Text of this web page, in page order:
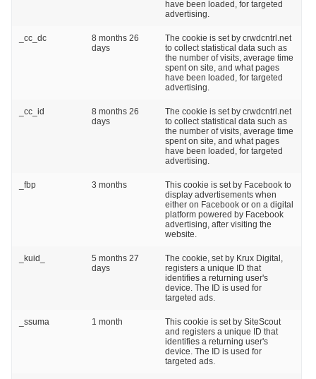
have been loaded, for targeted
advertising.
_cc_dc
8 months 26
days
The cookie is set by crwdcntrl.net
to collect statistical data such as
the number of visits, average time
spent on site, and what pages
have been loaded, for targeted
advertising.
_cc_id
8 months 26
days
The cookie is set by crwdcntrl.net
to collect statistical data such as
the number of visits, average time
spent on site, and what pages
have been loaded, for targeted
advertising.
_fbp 3 months
This cookie is set by Facebook to
display advertisements when
either on Facebook or on a digital
platform powered by Facebook
advertising, after visiting the
website.
_kuid_
5 months 27
days
The cookie, set by Krux Digital,
registers a unique ID that
identifies a returning user's
device. The ID is used for
targeted ads.
_ssuma 1 month
This cookie is set by SiteScout
and registers a unique ID that
identifies a returning user's
device. The ID is used for
targeted ads.